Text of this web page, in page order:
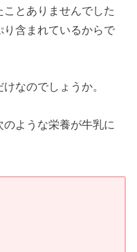
とありませんでした
含まれているからで
なのでしょうか。
ような栄養が牛乳に